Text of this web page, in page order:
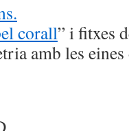
corall” i fitxes
amb les